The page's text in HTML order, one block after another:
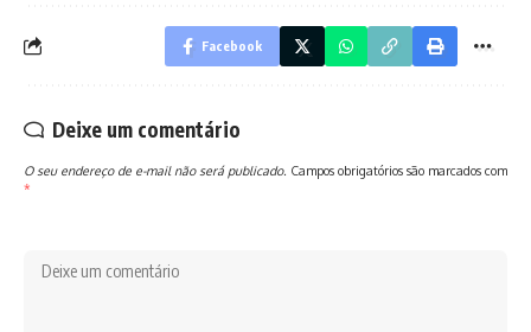
Facebook
Deixe um comentário
O seu endereço de e-mail não será publicado. Campos obrigatórios são marcados com
*